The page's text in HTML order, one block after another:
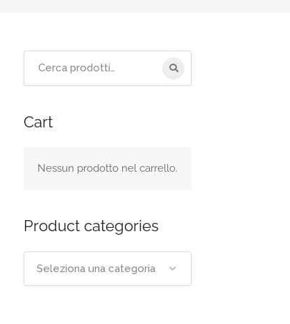
Cart
Nessun prodotto nel carrello.
Product categories
Seleziona una categoria